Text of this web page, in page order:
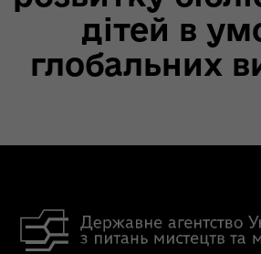
дітей в
глобальних